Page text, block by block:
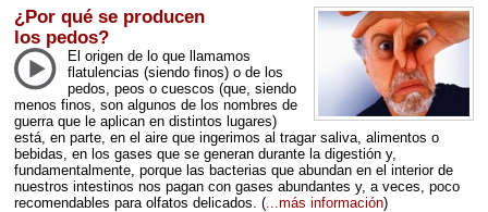
¿Por qué se producen
los pedos?
El origen de lo que llamamos
flatulencias (siendo finos) o de los
pedos, peos o cuescos (que, siendo
menos finos, son algunos de los nombres de
guerra que le aplican en distintos lugares)
está, en parte, en el aire que ingerimos al tragar saliva, alimentos o
bebidas, en los gases que se generan durante la digestión y,
fundamentalmente, porque las bacterias que abundan en el interior de
nuestros intestinos nos pagan con gases abundantes y, a veces, poco
recomendables para olfatos delicados. (...más información)